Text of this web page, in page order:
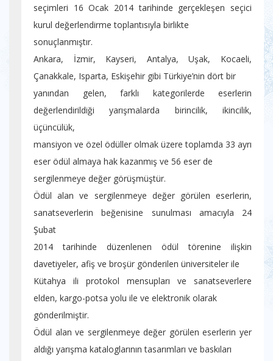
seçimleri 16 Ocak 2014 tarihinde gerçekleşen seçici
kurul değerlendirme toplantısıyla birlikte
sonuçlanmıştır.
Ankara, İzmir, Kayseri, Antalya, Uşak, Kocaeli,
Çanakkale, Isparta, Eskişehir gibi Türkiye’nin dört bir
yanından gelen, farklı kategorilerde eserlerin
değerlendirildiği yarışmalarda birincilik, ikincilik,
üçüncülük,
mansiyon ve özel ödüller olmak üzere toplamda 33 ayrı
eser ödül almaya hak kazanmış ve 56 eser de
sergilenmeye değer görüşmüştür.
Ödül alan ve sergilenmeye değer görülen eserlerin,
sanatseverlerin beğenisine sunulması amacıyla 24
Şubat
2014 tarihinde düzenlenen ödül törenine ilişkin
davetiyeler, afiş ve broşür gönderilen üniversiteler ile
Kütahya ili protokol mensupları ve sanatseverlere
elden, kargo-potsa yolu ile ve elektronik olarak
gönderilmiştir.
Ödül alan ve sergilenmeye değer görülen eserlerin yer
aldığı yarışma kataloglarının tasarımları ve baskıları